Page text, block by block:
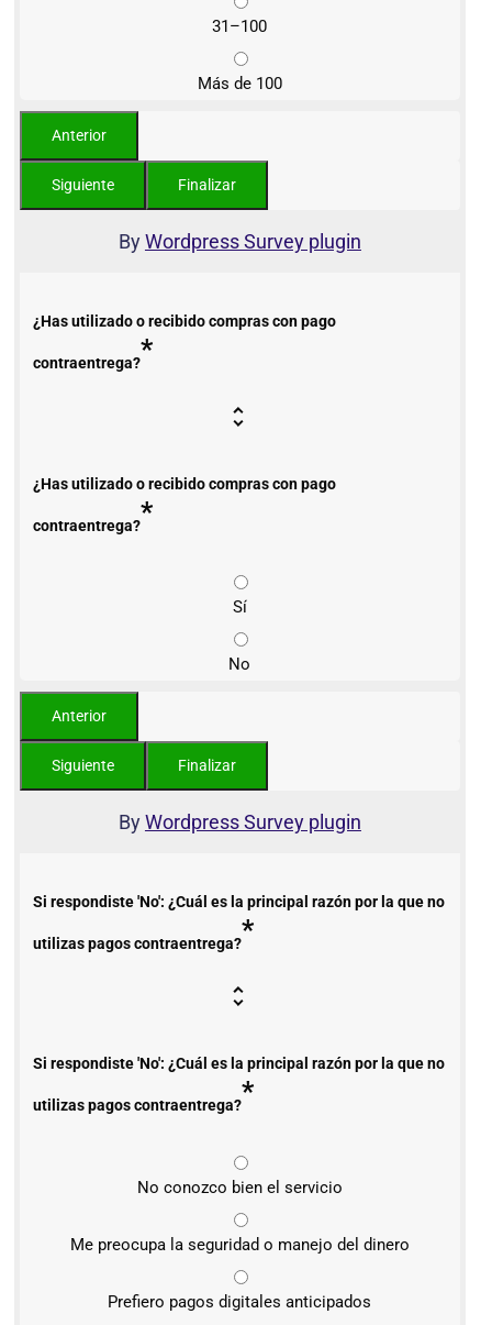
31–100
Más de 100
ByWordpress Survey plugin
¿Has utilizado o recibido compras con pago
contraentrega?*
¿Has utilizado o recibido compras con pago
contraentrega?*
Sí
No
ByWordpress Survey plugin
Si respondiste 'No': ¿Cuál es la principal razón por la que no
utilizas pagos contraentrega?*
Si respondiste 'No': ¿Cuál es la principal razón por la que no
utilizas pagos contraentrega?*
No conozco bien el servicio
Me preocupa la seguridad o manejo del dinero
Prefiero pagos digitales anticipados